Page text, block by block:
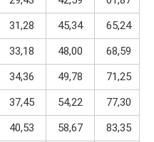
31,28 45,34
65,24
33,18 48,00
68,59
34,36 49,78
71,25
37,45 54,22 77,30
40,53 58,67 83,35